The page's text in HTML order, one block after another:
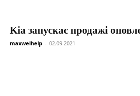
Kia запускає продажі
maxwelhelp - 02.09.2021